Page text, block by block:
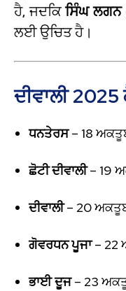
ਹੈ, ਜਦਕਿਸਿੰਘ ਲਗਨ
ਲਈ ਉਚਿਤ ਹੈ।
ਦੀਵਾਲੀ
ਧਨਤੇਰਸ– 18
ਛੋਟੀ ਦੀਵਾਲੀ– 19
ਦੀਵਾਲੀ– 20
ਗੋਵਰਧਨ ਪੂਜਾ– 22
ਭਾਈ ਦੂਜ– 23